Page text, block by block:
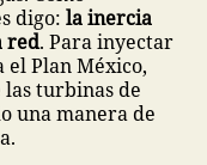
digo: la inercia
red. Para inyectar
el Plan México,
turbinas de
una manera de